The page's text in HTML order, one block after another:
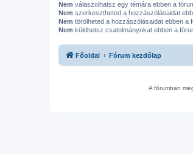
Nem válaszolhatsz egy témára ebben a
Nem szerkesztheted a hozzászólásaidat
Nem törölheted a hozzászólásaidat ebben a
Nem küldhetsz csatolmányokat ebben a
Főoldal Fórum kezdőlap
A fórumban